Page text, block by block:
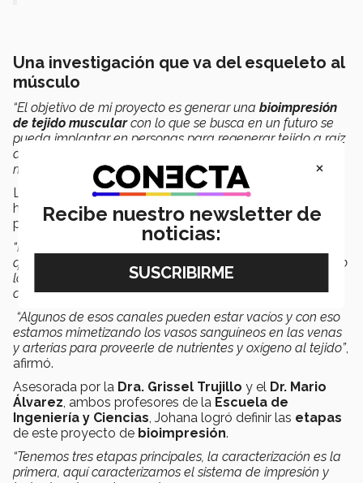
Una investigación que va del esqueleto al
músculo
“El objetivo de mi proyecto es generar una bioimpresión
de tejido muscularcon lo que se busca en un futuro se
pueda implantar en personas para regenerar tejido a raíz
de una lesión o un accidente que afecte el tejido
muscular esquelético”, explicó Johana Bolivar.
Lo
novedosode la investigación, agregó, recae en el
hecho de queutilizan una tecnología muy simple
pero específica .
“Para la generación del tejido utilizamos un mezclador
que intercala diferentes tipos de fluidos, pero en este caso
lo utilizamos para producir filamentos con múltiples
canales al interior.
“Algunos de esos canales pueden estar vacíos y con eso
estamos mimetizando los vasos sanguíneos en las venas
y arterias para proveerle de nutrientes y oxígeno al tejido”,
afirmó.
Asesorada por la Dra. Grissel Trujillo y el Dr. Mario
Álvarez, ambos profesores de la Escuela de
Ingeniería y Ciencias, Johana logró definir las etapas
de este proyecto de bioimpresión.
“Tenemos tres etapas principales, la caracterización es la
primera, aquí caracterizamos el sistema de impresión y
×
Recibe nuestro newsletter de
noticias: